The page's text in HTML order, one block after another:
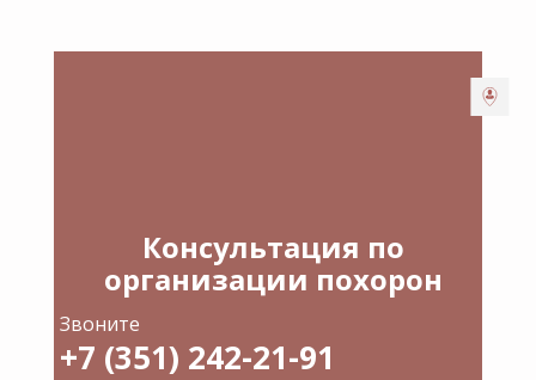
Консультация по
организации похорон
Звоните
+7 (351) 242-21-91